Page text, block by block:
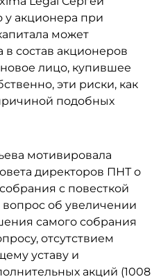
у акционера при
может
в состав акционеров
лицо, купившее
эти риски, как
подобных
мотивировала
директоров ПНТ о
с повесткой
об увеличении
самого собрания
отсутствием
уставу и
акций (1008